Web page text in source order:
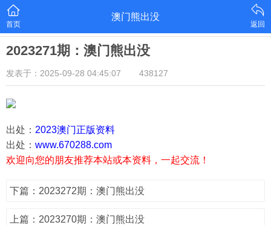
首页
澳门熊出没
返回
2023271期：澳门熊出没
发表于：2025-09-28 04:45:07 438127
出处： 2023澳门正版资料
出处： www.670288.com
欢迎向您的朋友推荐本站或本资料，一起交流！
下篇：2023272期：澳门熊出没
上篇：2023270期：澳门熊出没